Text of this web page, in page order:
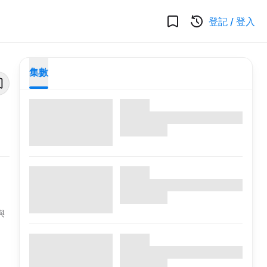
登記 / 登入
集數